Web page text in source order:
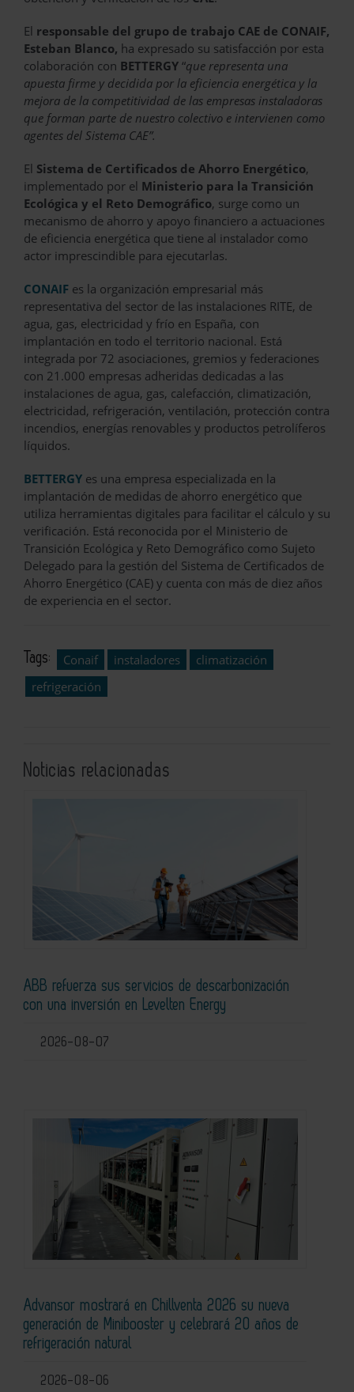
El responsable del grupo de trabajo CAE de CONAIF,
Esteban Blanco, ha expresado su satisfacción por esta
colaboración con BETTERGY “que representa una
apuesta firme y decidida por la eficiencia energética y la
mejora de la competitividad de las empresas instaladoras
que forman parte de nuestro colectivo e intervienen como
agentes del Sistema CAE”.
El Sistema de Certificados de Ahorro Energético,
implementado por el Ministerio para la Transición
Ecológica y el Reto Demográfico, surge como un
mecanismo de ahorro y apoyo financiero a actuaciones
de eficiencia energética que tiene al instalador como
actor imprescindible para ejecutarlas.
CONAIF es la organización empresarial más
representativa del sector de las instalaciones RITE, de
agua, gas, electricidad y frío en España, con
implantación en todo el territorio nacional. Está
integrada por 72 asociaciones, gremios y federaciones
con 21.000 empresas adheridas dedicadas a las
instalaciones de agua, gas, calefacción, climatización,
electricidad, refrigeración, ventilación, protección contra
incendios, energías renovables y productos petrolíferos
líquidos.
BETTERGY es una empresa especializada en la
implantación de medidas de ahorro energético que
utiliza herramientas digitales para facilitar el cálculo y su
verificación. Está reconocida por el Ministerio de
Transición Ecológica y Reto Demográfico como Sujeto
Delegado para la gestión del Sistema de Certificados de
Ahorro Energético (CAE) y cuenta con más de diez años
de experiencia en el sector.
Tags: Conaif instaladores
climatización
refrigeración
Noticias relacionadas
ABB refuerza sus servicios de descarbonización
con una inversión en Levelten Energy
2026-08-07
Advansor mostrará en Chillventa 2026 su nueva
generación de Minibooster y celebrará 20 años de
refrigeración natural
2026-08-06